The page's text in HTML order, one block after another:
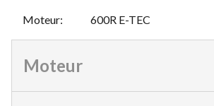
Moteur: 600R E-TEC
Moteur